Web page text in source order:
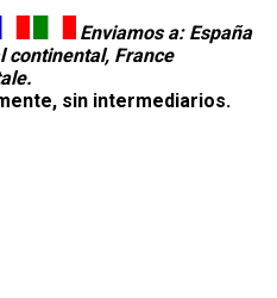
Enviamos a: España
continental, France
sin intermediarios.